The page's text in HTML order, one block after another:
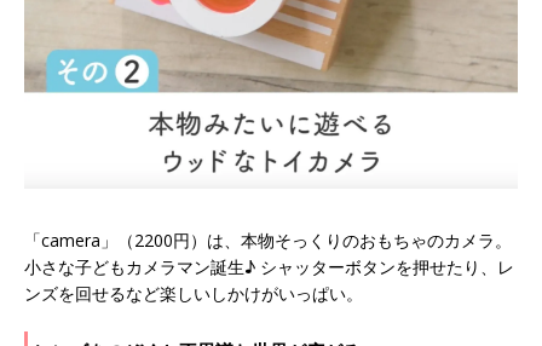
「camera」（2200円）は、本物そっくりのおもちゃのカメラ。
小さな子どもカメラマン誕生♪ シャッターボタンを押せたり、レ
ンズを回せるなど楽しいしかけがいっぱい。